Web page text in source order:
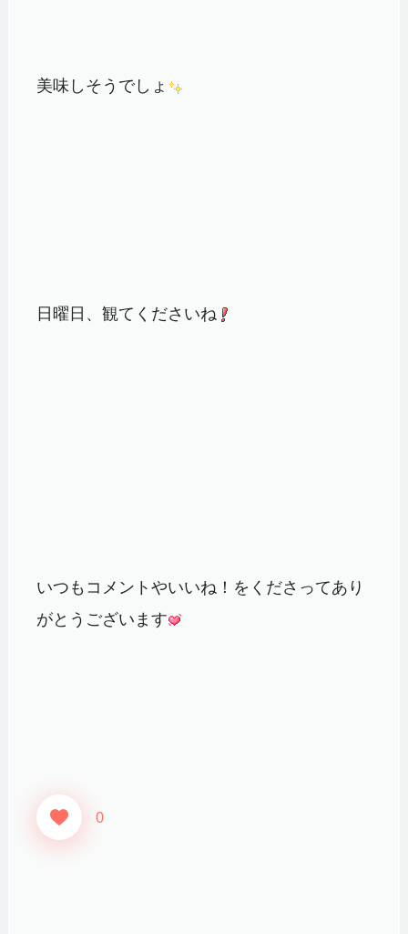
美味しそうでしょ
日曜日、観てくださいね
いつもコメントやいいね！をくださってあり
がとうございます
0